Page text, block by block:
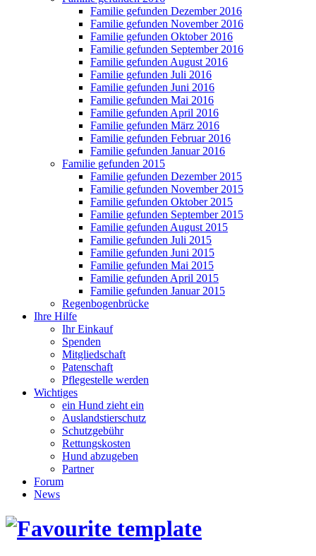
Familie gefunden Dezember 2016
Familie gefunden November 2016
Familie gefunden Oktober 2016
Familie gefunden September 2016
Familie gefunden August 2016
Familie gefunden Juli 2016
Familie gefunden Juni 2016
Familie gefunden Mai 2016
Familie gefunden April 2016
Familie gefunden März 2016
Familie gefunden Februar 2016
Familie gefunden Januar 2016
Familie gefunden 2015
Familie gefunden Dezember 2015
Familie gefunden November 2015
Familie gefunden Oktober 2015
Familie gefunden September 2015
Familie gefunden August 2015
Familie gefunden Juli 2015
Familie gefunden Juni 2015
Familie gefunden Mai 2015
Familie gefunden April 2015
Familie gefunden Januar 2015
Regenbogenbrücke
Ihre Hilfe
Ihr Einkauf
Spenden
Mitgliedschaft
Patenschaft
Pflegestelle werden
Wichtiges
ein Hund zieht ein
Auslandstierschutz
Schutzgebühr
Rettungskosten
Hund abzugeben
Partner
Forum
News